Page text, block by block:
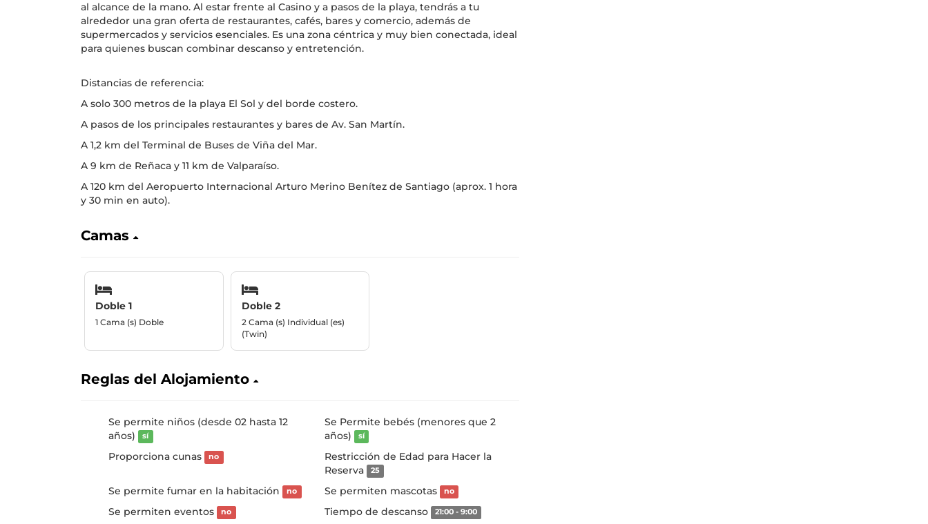
al alcance de la mano. Al estar frente al Casino y a pasos de la playa, tendrás a tu
alrededor una gran oferta de restaurantes, cafés, bares y comercio, además de
supermercados y servicios esenciales. Es una zona céntrica y muy bien conectada, ideal
para quienes buscan combinar descanso y entretención.
Distancias de referencia:
A solo 300 metros de la playa El Sol y del borde costero.
A pasos de los principales restaurantes y bares de Av. San Martín.
A 1,2 km del Terminal de Buses de Viña del Mar.
A 9 km de Reñaca y 11 km de Valparaíso.
A 120 km del Aeropuerto Internacional Arturo Merino Benítez de Santiago (aprox. 1 hora
y 30 min en auto).
Camas
Doble 1
1 Cama (s) Doble
Doble 2
2 Cama (s) Individual (es)
(Twin)
Reglas del Alojamiento
Se permite niños (desde 02 hasta 12
años)
sí
Se Permite bebés (menores que 2
años)
sí
Proporciona cunas no
Restricción de Edad para Hacer la
Reserva
25
Se permite fumar en la habitación no Se permiten mascotas no
Se permiten eventos no Tiempo de descanso 21:00 - 9:00